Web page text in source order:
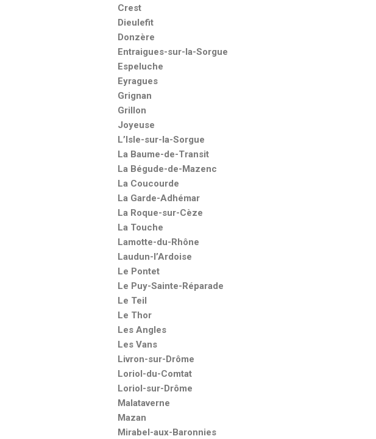
Crest
Dieulefit
Donzère
Entraigues-sur-la-Sorgue
Espeluche
Eyragues
Grignan
Grillon
Joyeuse
L’Isle-sur-la-Sorgue
La Baume-de-Transit
La Bégude-de-Mazenc
La Coucourde
La Garde-Adhémar
La Roque-sur-Cèze
La Touche
Lamotte-du-Rhône
Laudun-l’Ardoise
Le Pontet
Le Puy-Sainte-Réparade
Le Teil
Le Thor
Les Angles
Les Vans
Livron-sur-Drôme
Loriol-du-Comtat
Loriol-sur-Drôme
Malataverne
Mazan
Mirabel-aux-Baronnies